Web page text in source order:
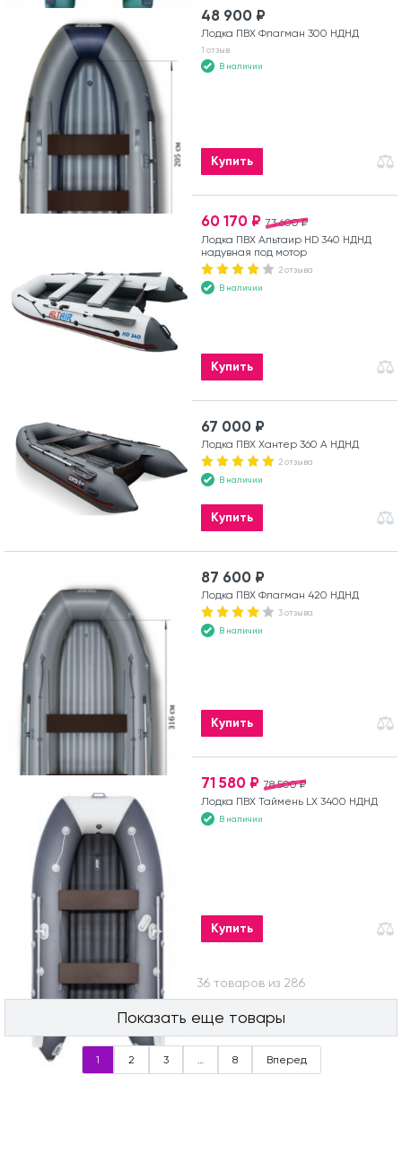
48 900 ₽
Лодка ПВХ Флагман 300 НДНД
1 отзыв
В наличии
Купить
73 600 ₽
60 170 ₽
Лодка ПВХ Альтаир HD 340 НДНД
надувная под мотор
2 отзыва
В наличии
Купить
67 000 ₽
Лодка ПВХ Хантер 360 А НДНД
2 отзыва
В наличии
Купить
87 600 ₽
Лодка ПВХ Флагман 420 НДНД
3 отзыва
В наличии
Купить
78 500 ₽
71 580 ₽
Лодка ПВХ Таймень LX 3400 НДНД
В наличии
Купить
Вы посмотрели 36 товаров из 286
Показать еще товары
1 2 3 … 8 Вперед